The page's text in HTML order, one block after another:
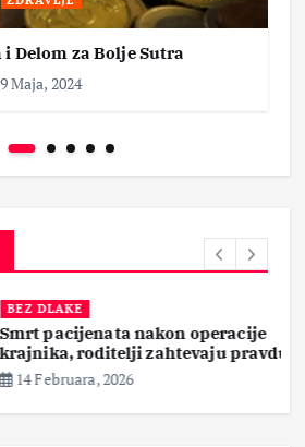
Delom za Bolje Sutra
Maja, 2024
DLAKE
pacijenata nakon operacije
roditelji zahtevaju pravdu
Februara, 2026